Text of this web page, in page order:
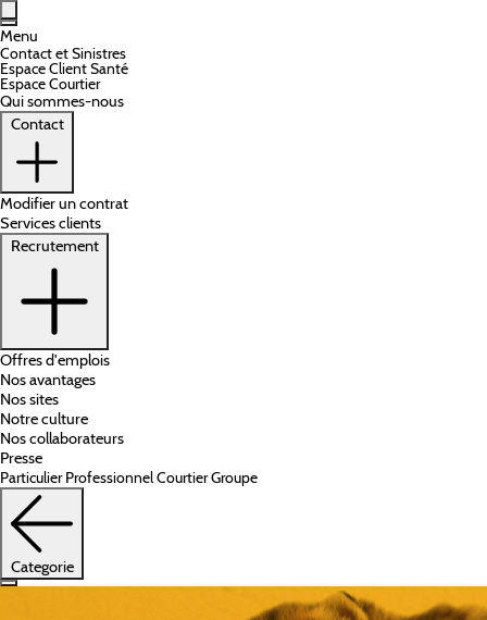
Aller au contenu principal
Menu
Contact et Sinistres
Espace Client Santé
Espace Courtier
Qui sommes-nous
Contact
Modifier un contrat
Services clients
Recrutement
Offres d'emplois
Nos avantages
Nos sites
Notre culture
Nos collaborateurs
Presse
Particulier ProfessionnelCourtierGroupe
Categorie